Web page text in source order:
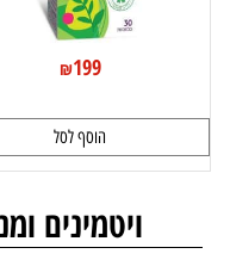
₪199
הוסף לסל
ויטמינים